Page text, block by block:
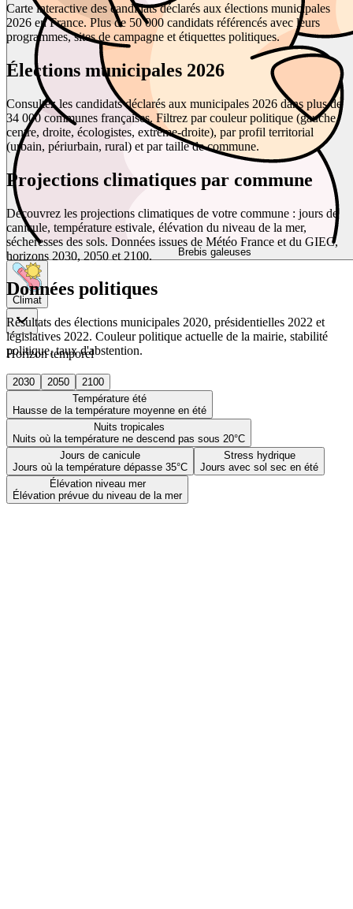
Brebis galeuses
Climat
Horizon temporel
2030 2050
2100
Température été
Hausse de la température moyenne en été
Nuits tropicales
Nuits où la température ne descend pas sous 20°C
Jours de canicule
Jours où la température dépasse 35°C
Stress hydrique
Jours avec sol sec en été
Élévation niveau mer
Élévation prévue du niveau de la mer
Carte interactive des candidats déclarés aux élections municipales
2026 en France. Plus de 50 000 candidats référencés avec leurs
programmes, sites de campagne et étiquettes politiques.
Élections municipales 2026
Consultez les candidats déclarés aux municipales 2026 dans plus de
34 000 communes françaises. Filtrez par couleur politique (gauche,
centre, droite, écologistes, extrême-droite), par profil territorial
(urbain, périurbain, rural) et par taille de commune.
Projections climatiques par commune
Découvrez les projections climatiques de votre commune : jours de
canicule, température estivale, élévation du niveau de la mer,
sécheresses des sols. Données issues de Météo France et du GIEC,
horizons 2030, 2050 et 2100.
Données politiques
Résultats des élections municipales 2020, présidentielles 2022 et
législatives 2022. Couleur politique actuelle de la mairie, stabilité
politique, taux d'abstention.